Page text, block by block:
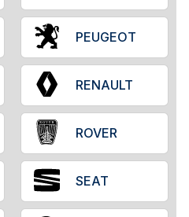
PEUGEOT
RENAULT
ROVER
SEAT